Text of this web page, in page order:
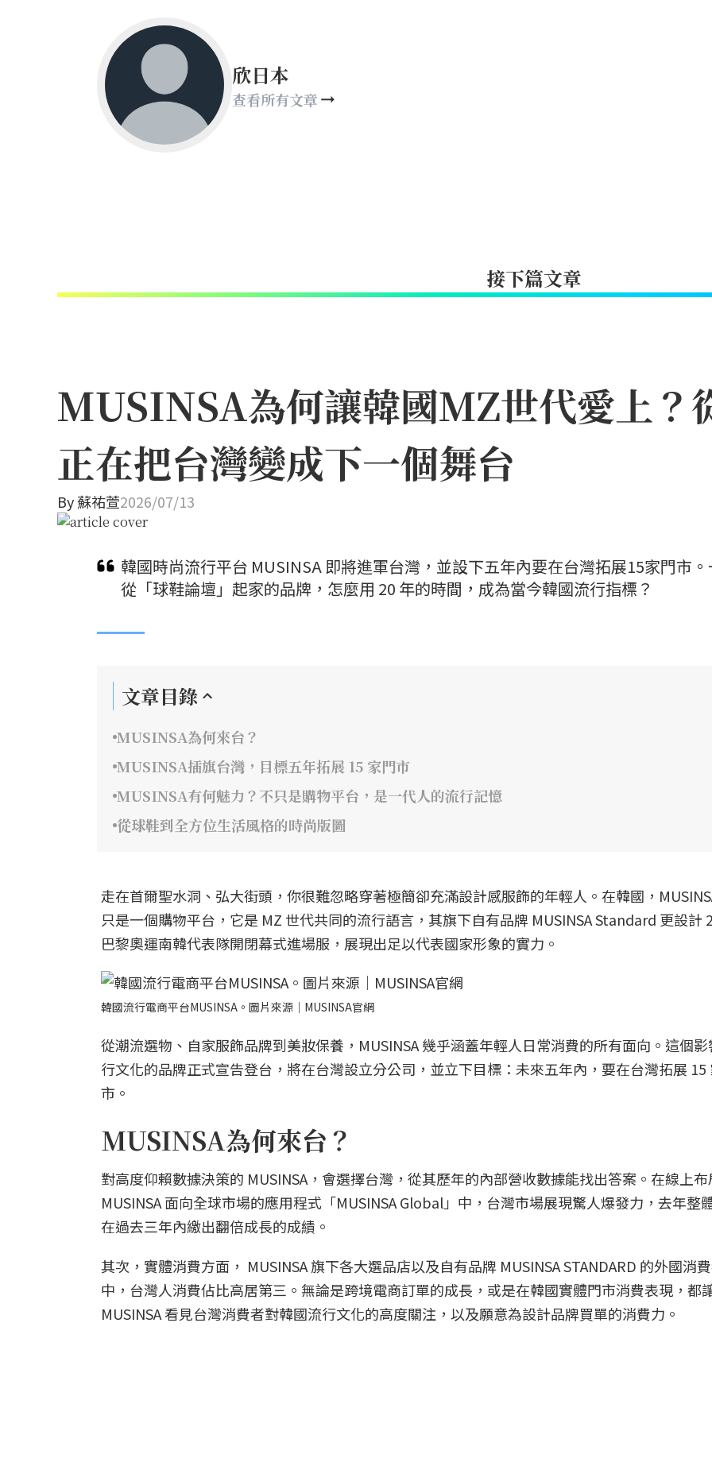
欣日本
查看所有文章
接下篇文章
MUSINSA為何讓韓國MZ世代愛上？
正在把台灣變成下一個舞台
By蘇祐萱2026/07/13
韓國時尚流行平台 MUSINSA 即將進軍台灣，並設下五年內要在台灣拓展15家門市
從「球鞋論壇」起家的品牌，怎麼用 20 年的時間，成為當今韓國流行指標？
文章目錄
MUSINSA為何來台？
MUSINSA插旗台灣，目標五年拓展 15 家門市
MUSINSA有何魅力？不只是購物平台，是一代人的流行記憶
從球鞋到全方位生活風格的時尚版圖
走在首爾聖水洞、弘大街頭，你很難忽略穿著極簡卻充滿設計感服飾的年輕人。在韓國，
只是一個購物平台，它是 MZ 世代共同的流行語言，其旗下自有品牌 MUSINSA Standard 更設計
巴黎奧運南韓代表隊開閉幕式進場服，展現出足以代表國家形象的實力。
韓國流行電商平台MUSINSA。圖片來源｜MUSINSA官網
從潮流選物、自家服飾品牌到美妝保養，MUSINSA 幾乎涵蓋年輕人日常消費的所有面向。這個
行文化的品牌正式宣告登台，將在台灣設立分公司，並立下目標：未來五年內，要在台灣拓展 15
市。
MUSINSA為何來台？
對高度仰賴數據決策的 MUSINSA，會選擇台灣，從其歷年的內部營收數據能找出答案。在線上
MUSINSA 面向全球市場的應用程式「MUSINSA Global」中，台灣市場展現驚人爆發力，去年整
在過去三年內繳出翻倍成長的成績。
其次，實體消費方面， MUSINSA 旗下各大選品店以及自有品牌 MUSINSA STANDARD 的外國消
中，台灣人消費佔比高居第三。無論是跨境電商訂單的成長，或是在韓國實體門市消費表現，都
MUSINSA 看見台灣消費者對韓國流行文化的高度關注，以及願意為設計品牌買單的消費力。